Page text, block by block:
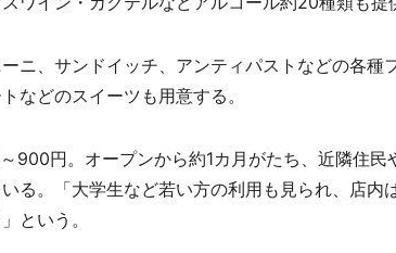
ニ、サンドイッチ、アンティパストなどの各種
などのスイーツも用意する。
900円。オープンから約1カ月がたち、近隣住民
る。「大学生など若い方の利用も見られ、店内
という。